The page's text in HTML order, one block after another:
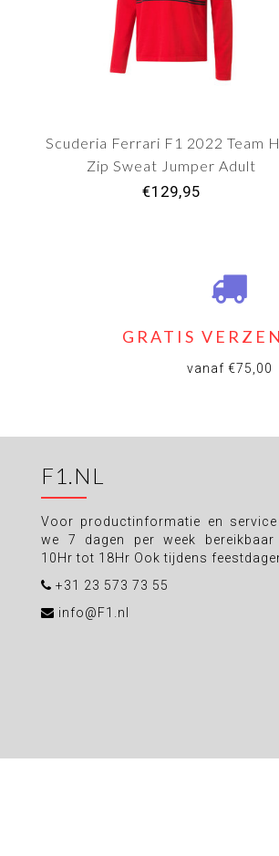
Scuderia Ferrari F1 2022 Team
Zip Sweat Jumper Adult
€129,95
GRATIS
vanaf €75,00
F1.NL
Voor productinformatie en
we 7 dagen per week bereikbaar
10Hr tot 18Hr Ook tijdens
+31 23 573 73 55
info@F1.nl